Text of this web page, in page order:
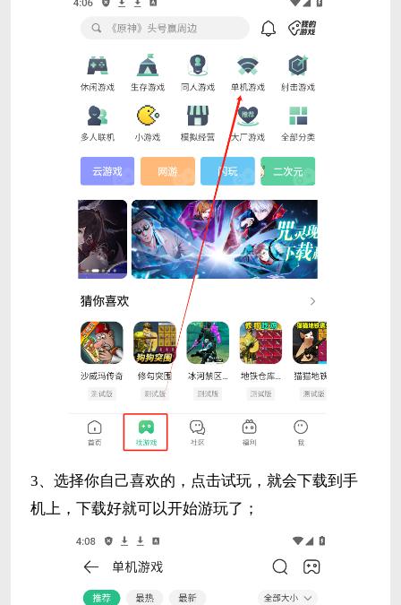
3、选择你自己喜欢的，点击试玩，就会下载到手
机上，下载好就可以开始游玩了；